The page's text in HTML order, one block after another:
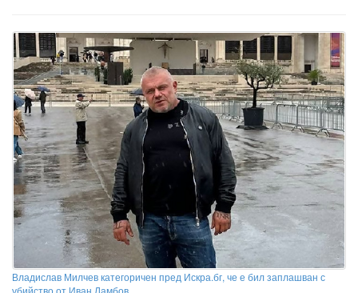
Владислав Милчев категоричен пред Искра.бг, че е бил заплашван с